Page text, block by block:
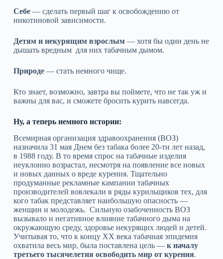
Себе— сделать первый шаг к освобождению от
никотиновой зависимости.
Детям и некурящим взрослым— хотя бы один день не
дышать вредным для них табачным дымом.
Природе— стать немного чище.
Кто знает, возможно, завтра вы поймете, что не так уж и
важны для вас, и сможете бросить курить навсегда.
Ну, а теперь немного истории:
Всемирная организация здравоохранения (ВОЗ)
назначила 31 мая Днем без табака более 20-ти лет назад,
в 1988 году. В то время спрос на табачные изделия
неуклонно возрастал, несмотря на появление все новых
и новых данных о вреде курения. Тщательно
продуманные рекламные кампании табачных
производителей вовлекали в ряды курильщиков тех, для
кого табак представляет наибольшую опасность —
женщин и молодежь. Сильную озабоченность ВОЗ
вызывало и негативное влияние табачного дыма на
окружающую среду, здоровье некурящих людей и детей.
Учитывая то, что к концу ХХ века табачная эпидемия
охватила весь мир, была поставлена цель — к началу
третьего тысячелетия освободить мир от курения.